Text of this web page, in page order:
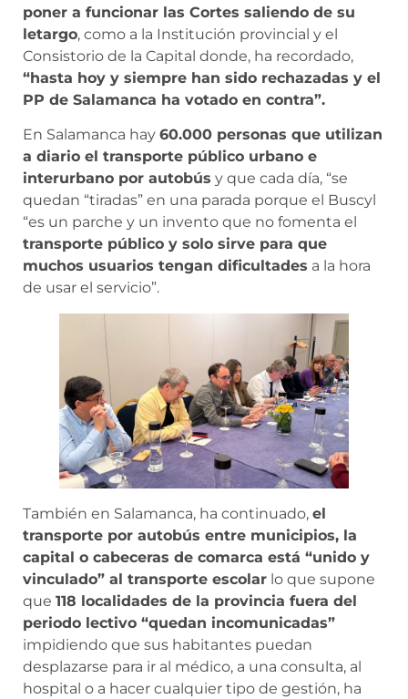
poner a funcionar las Cortes saliendo de su
letargo, como a la Institución provincial y el
Consistorio de la Capital donde, ha recordado,
“hasta hoy y siempre han sido rechazadas y el
PP de Salamanca ha votado en contra”.
En Salamanca hay 60.000 personas que utilizan
a diario el transporte público urbano e
interurbano por autobús y que cada día, “se
quedan “tiradas” en una parada porque el Buscyl
“es un parche y un invento que no fomenta el
transporte público y solo sirve para que
muchos usuarios tengan dificultades a la hora
de usar el servicio”.
También en Salamanca, ha continuado, el
transporte por autobús entre municipios, la
capital o cabeceras de comarca está “unido y
vinculado” al transporte escolar lo que supone
que 118 localidades de la provincia fuera del
periodo lectivo “quedan incomunicadas”
impidiendo que sus habitantes puedan
desplazarse para ir al médico, a una consulta, al
hospital o a hacer cualquier tipo de gestión, ha